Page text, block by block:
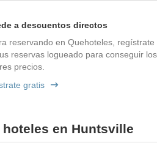
a descuentos directos
reservando en Quehoteles, regístrate
reservas logueado para conseguir los
precios.
gratis
hoteles en Huntsville